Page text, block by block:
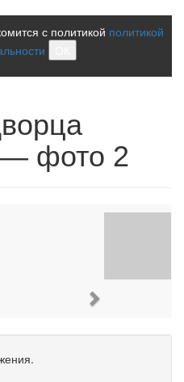
с политикой политикой
фото 2